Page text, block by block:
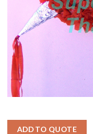
ADD TO QUOTE